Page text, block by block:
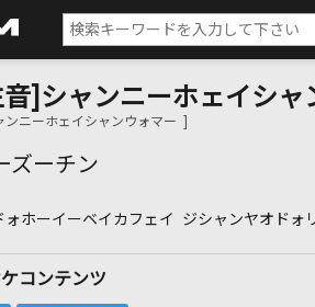
音]シャンニーホェイシャ
ンニーホェイシャンウォマー ]
ズーチン
ォホーイーベイカフェイ ジシャンヤオドォ
コンテンツ